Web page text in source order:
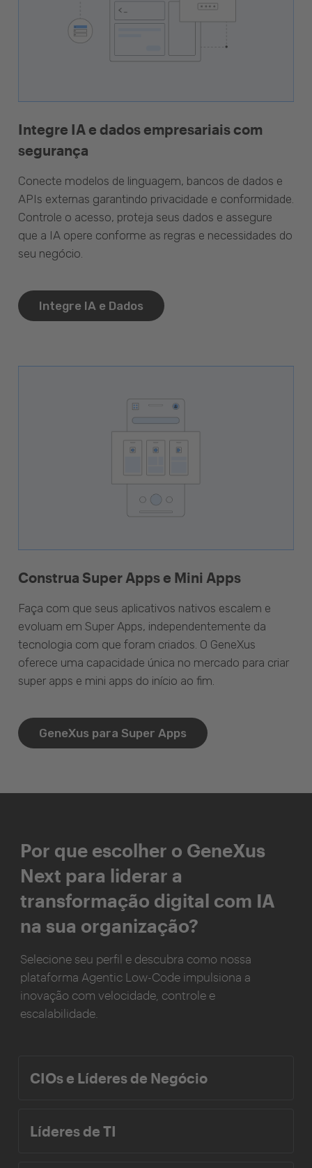
Integre IA e dados empresariais com
segurança
Conecte modelos de linguagem, bancos de dados e
APIs externas garantindo privacidade e conformidade.
Controle o acesso, proteja seus dados e assegure
que a IA opere conforme as regras e necessidades do
seu negócio.
Integre IA e Dados
Construa Super Apps e Mini Apps
Faça com que seus aplicativos nativos escalem e
evoluam em Super Apps, independentemente da
tecnologia com que foram criados. O GeneXus
oferece uma capacidade única no mercado para criar
super apps e mini apps do início ao fim.
GeneXus para Super Apps
Por que escolher o GeneXus
Next para liderar a
transformação digital com IA
na sua organização?
Selecione seu perfil e descubra como nossa
plataforma Agentic Low-Code impulsiona a
inovação com velocidade, controle e
escalabilidade.
CIOs e Líderes de Negócio
Líderes de TI